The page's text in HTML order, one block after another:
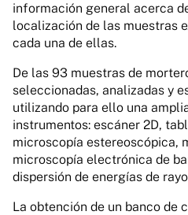
información general acerca
localización de las muestras
cada una de ellas.
De las 93 muestras de
seleccionadas, analizadas y
utilizando para ello una
instrumentos: escáner 2D,
microscopía estereoscópica,
microscopía electrónica de
dispersión de energías de
La obtención de un banco de